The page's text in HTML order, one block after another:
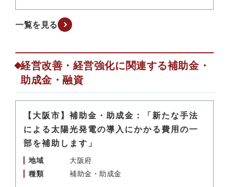
一覧を見る
経営改善・経営強化に関連する補助金・
助成金・融資
【大阪市】補助金・助成金：「新たな手法
による太陽光発電の導入にかかる費用の一
部を補助します」
地域
大阪府
種類
補助金・助成金